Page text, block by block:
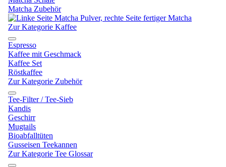
Matcha Zubehör
Zur Kategorie Kaffee
Espresso
Kaffee mit Geschmack
Kaffee Set
Röstkaffee
Zur Kategorie Zubehör
Tee-Filter / Tee-Sieb
Kandis
Geschirr
Mugtails
Bioabfalltüten
Gusseisen Teekannen
Zur Kategorie Tee Glossar